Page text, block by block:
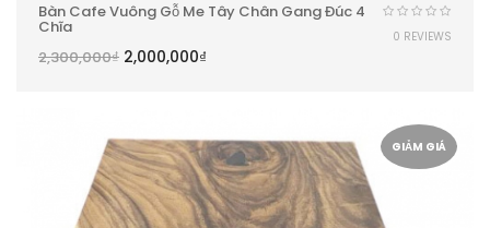
Bàn Cafe Vuông Gỗ Me Tây Chân Gang Đúc 4
Chĩa
2,300,000₫ 2,000,000₫
0 REVIEWS
GIẢM GIÁ